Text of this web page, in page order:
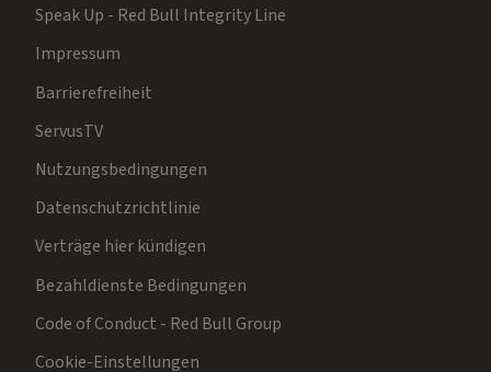
Speak Up - Red Bull Integrity Line
Impressum
Barrierefreiheit
ServusTV
Nutzungsbedingungen
Datenschutzrichtlinie
Verträge hier kündigen
Bezahldienste Bedingungen
Code of Conduct - Red Bull Group
Cookie-Einstellungen